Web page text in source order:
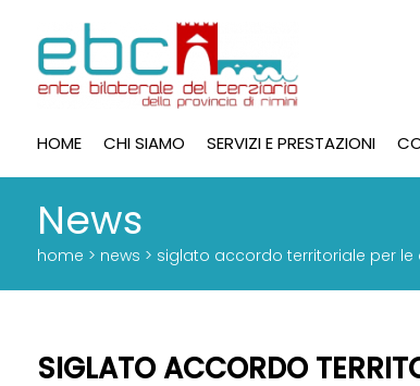
HOME CHI SIAMO SERVIZI E PRESTAZIONI
News
home > news > siglato accordo territoriale per
SIGLATO ACCORDO